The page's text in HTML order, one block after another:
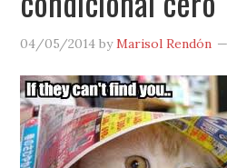
04/05/2014 byMarisol Rendón